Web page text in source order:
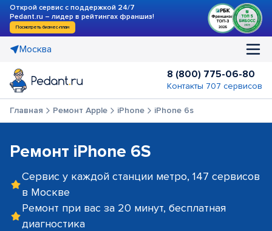
Открой сервис с поддержкой 24/7
Pedant.ru – лидер в рейтингах франшиз!
Посмотреть бизнес-план
Москва
8 (800) 775-06-80
Контакты 707 сервисов
Главная Ремонт Apple iPhone iPhone 6s
Ремонт iPhone 6S
Сервис у каждой станции метро, 147 сервисов
в Москве
Ремонт при вас за 20 минут, бесплатная
диагностика